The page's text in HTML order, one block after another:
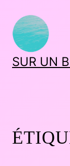
SUR UN